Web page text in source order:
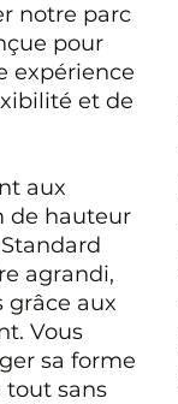
notre parc
pour
expérience
et de
aux
de hauteur
agrandi,
grâce aux
Vous
sa forme
tout sans